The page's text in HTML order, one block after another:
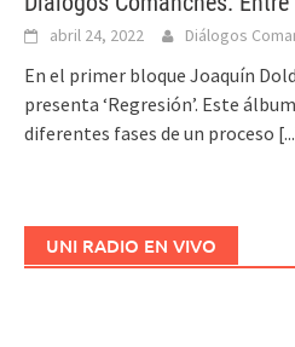
abril 24, 2022 Diálogos
En el primer bloque Joaquín
presenta ‘Regresión’. Este
diferentes fases de un proceso
UNI RADIO EN VIVO